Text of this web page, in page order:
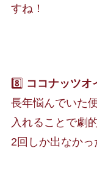
すね！
8️⃣ ココナッツオ
長年悩んでいた
入れることで劇
2回しか出なかっ